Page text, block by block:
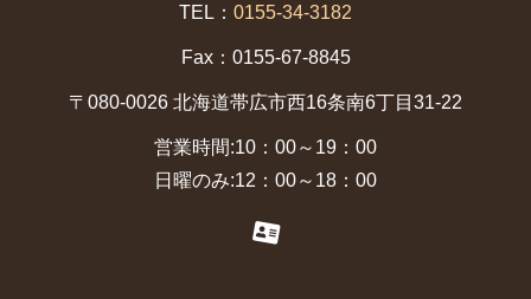
TEL： 0155-34-3182
Fax：0155-67-8845
〒080-0026 北海道帯広市西16条南6丁目31-22
営業時間:10：00～19：00
日曜のみ:12：00～18：00